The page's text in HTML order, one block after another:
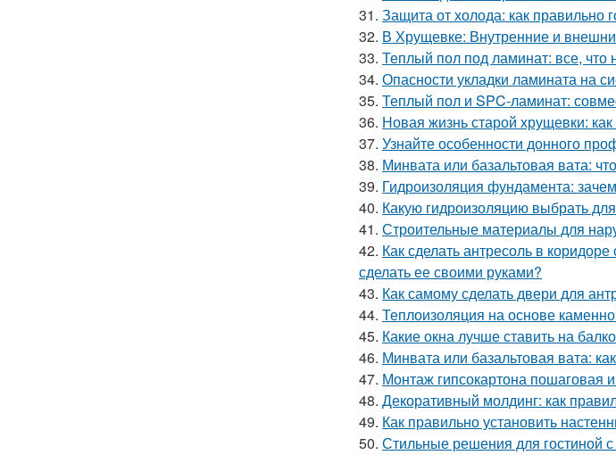
31. Защита от холода: как правильно
32. В Хрущевке: Внутренние и
33. Теплый пол под ламинат: все, что
34. Опасности укладки ламината на
35. Теплый пол и SPC-ламинат:
36. Новая жизнь старой хрущевки:
37. Узнайте особенности донного
38. Минвата или базальтовая вата:
39. Гидроизоляция фундамента:
40. Какую гидроизоляцию выбрать
41. Строительные материалы для
42. Как сделать антресоль в
сделать ее своими руками?
43. Как самому сделать двери для
44. Теплоизоляция на основе
45. Какие окна лучше ставить на
46. Минвата или базальтовая вата:
47. Монтаж гипсокартона пошаговая
48. Декоративный молдинг: как
49. Как правильно установить
50. Стильные решения для гостиной с